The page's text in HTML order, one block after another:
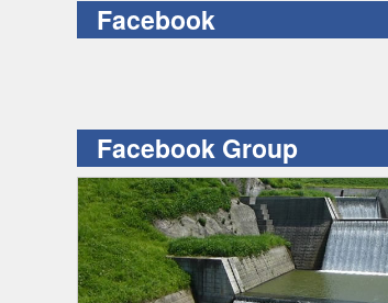
Facebook
Facebook Group